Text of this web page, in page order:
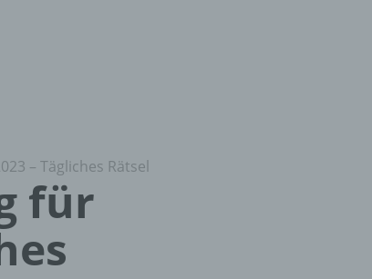
– Tägliches Rätsel
für